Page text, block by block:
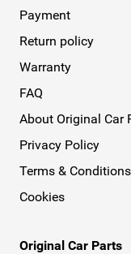
Payment
Return policy
Warranty
FAQ
About Original Car
Privacy Policy
Terms & Conditions
Cookies
Original Car Parts